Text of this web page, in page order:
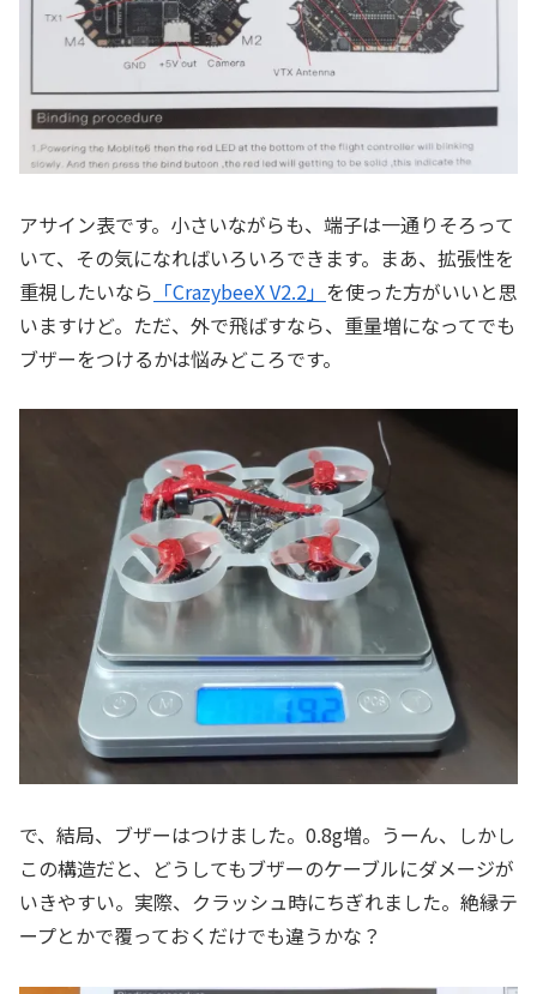
アサイン表です。小さいながらも、端子は一通りそろって
いて、その気になればいろいろできます。まあ、拡張性を
重視したいなら 「CrazybeeX V2.2」 を使った方がいいと思
いますけど。ただ、外で飛ばすなら、重量増になってでも
ブザーをつけるかは悩みどころです。
で、結局、ブザーはつけました。0.8g増。うーん、しかし
この構造だと、どうしてもブザーのケーブルにダメージが
いきやすい。実際、クラッシュ時にちぎれました。絶縁テ
ープとかで覆っておくだけでも違うかな？